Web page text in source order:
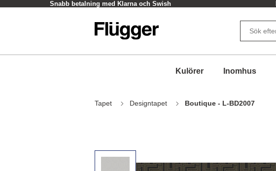
Snabb betalning med Klarna och Swish
Kulörer Inomhus
Tapet Designtapet Boutique - L-BD2007